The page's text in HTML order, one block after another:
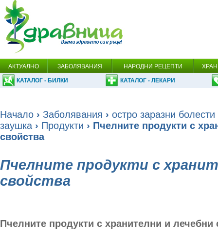
АКТУАЛНО ЗАБОЛЯВАНИЯ НАРОДНИ РЕЦЕПТИ
КАТАЛОГ - БИЛКИ КАТАЛОГ - ЛЕКАРИ
Начало › Заболявания › остро заразни болести
заушка › Продукти › Пчелните продукти с
свойства
Пчелните продукти с
свойства
Пчелните продукти с хранителни и лечебни